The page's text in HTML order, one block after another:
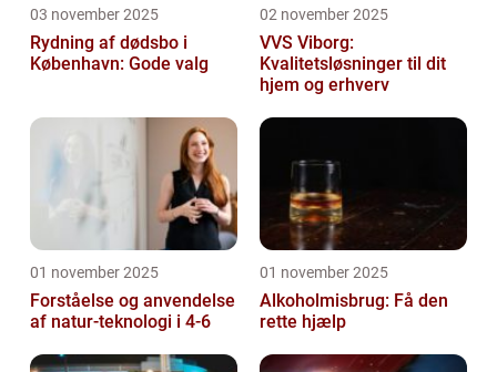
03 november 2025
Rydning af dødsbo i
København: Gode valg
02 november 2025
VVS Viborg:
Kvalitetsløsninger til dit
hjem og erhverv
01 november 2025
Forståelse og anvendelse
af natur-teknologi i 4-6
01 november 2025
Alkoholmisbrug: Få den
rette hjælp